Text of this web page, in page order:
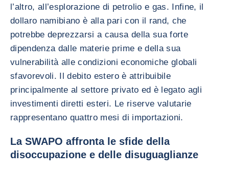
l’altro, all’esplorazione di petrolio e gas. Infine, il
dollaro namibiano è alla pari con il rand, che
potrebbe deprezzarsi a causa della sua forte
dipendenza dalle materie prime e della sua
vulnerabilità alle condizioni economiche globali
sfavorevoli. Il debito estero è attribuibile
principalmente al settore privato ed è legato agli
investimenti diretti esteri. Le riserve valutarie
rappresentano quattro mesi di importazioni.
La SWAPO affronta le sfide della
disoccupazione e delle disuguaglianze